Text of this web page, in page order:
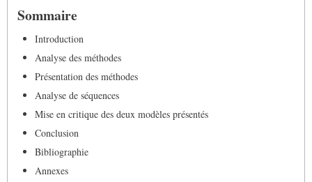
Sommaire
Introduction
Analyse des méthodes
Présentation des méthodes
Analyse de séquences
Mise en critique des deux modèles présentés
Conclusion
Bibliographie
Annexes